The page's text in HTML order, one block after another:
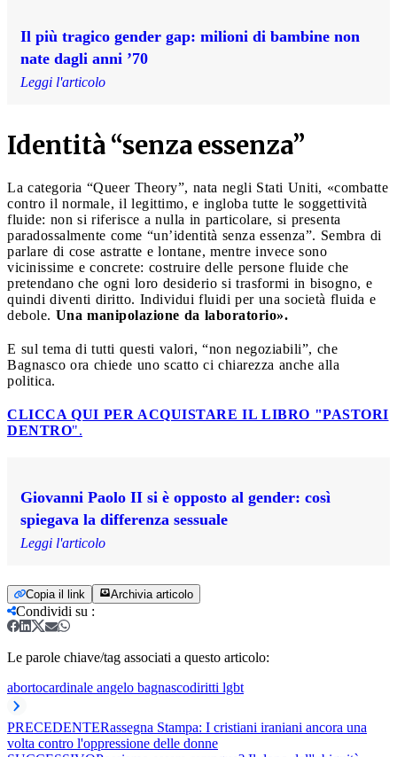
Il più tragico gender gap: milioni di bambine non
nate dagli anni ’70
Leggi l'articolo
Identità “senza essenza”
La categoria “Queer Theory”, nata negli Stati Uniti, «combatte
contro il normale, il legittimo, e ingloba tutte le soggettività
fluide: non si riferisce a nulla in particolare, si presenta
paradossalmente come “un’identità senza essenza”. Sembra di
parlare di cose astratte e lontane, mentre invece sono
vicinissime e concrete: costruire delle persone fluide che
pretendano che ogni loro desiderio si trasformi in bisogno, e
quindi diventi diritto. Individui fluidi per una società fluida e
debole. Una manipolazione da laboratorio».
E sul tema di tutti questi valori, “non negoziabili”, che
Bagnasco ora chiede uno scatto ci chiarezza anche alla
politica.
CLICCA QUI PER ACQUISTARE IL LIBRO "PASTORI
DENTRO".
Giovanni Paolo II si è opposto al gender: così
spiegava la differenza sessuale
Leggi l'articolo
Copia il link Archivia articolo
Condividi su :
Le parole chiave/tag associati a questo articolo:
abortocardinale angelo bagnascodiritti lgbt
PRECEDENTERassegna Stampa: I cristiani iraniani ancora una
volta contro l'oppressione delle donne